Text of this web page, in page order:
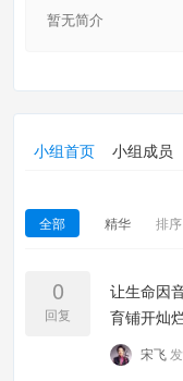
暂无简介
小组首页 小组成员
全部 精华 排序
0
回复
让生命因
育铺开灿
宋飞